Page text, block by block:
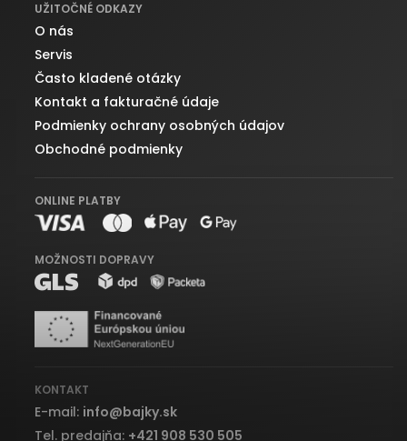
UŽITOČNÉ ODKAZY
O nás
Servis
Často kladené otázky
Kontakt a fakturačné údaje
Podmienky ochrany osobných údajov
Obchodné podmienky
ONLINE PLATBY
MOŽNOSTI DOPRAVY
KONTAKT
E-mail: info@bajky.sk
Tel. predajňa: +421 908 530 505